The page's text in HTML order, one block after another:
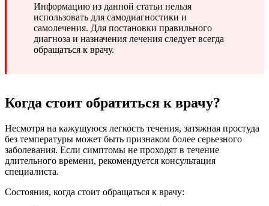
Информацию из данной статьи нельзя
использовать для самодиагностики и
самолечения. Для постановки правильного
диагноза и назначения лечения следует всегда
обращаться к врачу.
Когда стоит обратиться к врачу?
Несмотря на кажущуюся легкость течения, затяжная простуда
без температуры может быть признаком более серьезного
заболевания. Если симптомы не проходят в течение
длительного времени, рекомендуется консультация
специалиста.
Состояния, когда стоит обращаться к врачу: